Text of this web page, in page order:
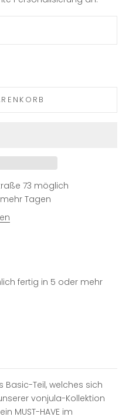
73 möglich
Tagen
fertig in 5 oder mehr
Basic-Teil, welches sich
vonjula-Kollektion
MUST-HAVE im